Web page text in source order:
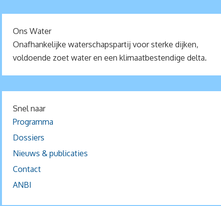
Ons Water
Onafhankelijke waterschapspartij voor sterke dijken,
voldoende zoet water en een klimaatbestendige delta.
Snel naar
Programma
Dossiers
Nieuws & publicaties
Contact
ANBI